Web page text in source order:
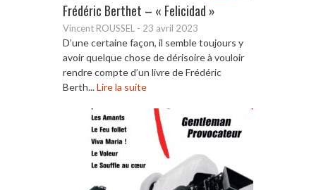
Frédéric Berthet – « Felicidad »
Vincent ROUSSEL - 23 avril 2023
D’une certaine façon, il semble toujours y
avoir quelque chose de dérisoire à vouloir
rendre compte d’un livre de Frédéric
Berth...Lire la suite